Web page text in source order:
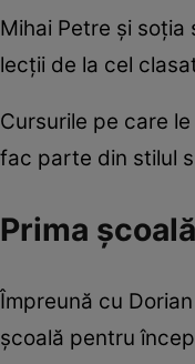
Mihai Petre şi
lecţii de la cel
Cursurile pe care
fac parte din stilul
Prima
Împreună cu
şcoală pentru